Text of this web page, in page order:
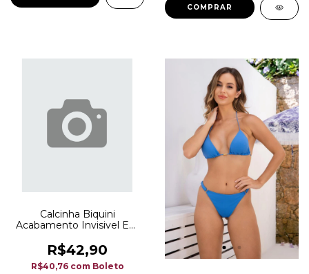
COMPRAR
Calcinha Biquini
Acabamento Invisivel Em
R$42,90
R$40,76 com Boleto